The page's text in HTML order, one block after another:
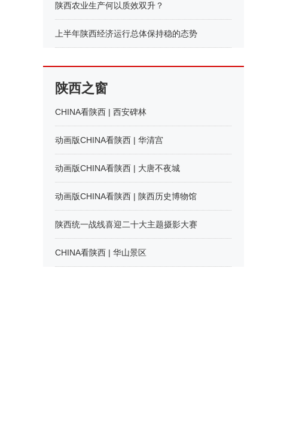
陕西农业生产何以质效双升？
上半年陕西经济运行总体保持稳的态势
陕西之窗
CHINA看陕西 | 西安碑林
动画版CHINA看陕西 | 华清宫
动画版CHINA看陕西 | 大唐不夜城
动画版CHINA看陕西 | 陕西历史博物馆
陕西统一战线喜迎二十大主题摄影大赛
CHINA看陕西 | 华山景区